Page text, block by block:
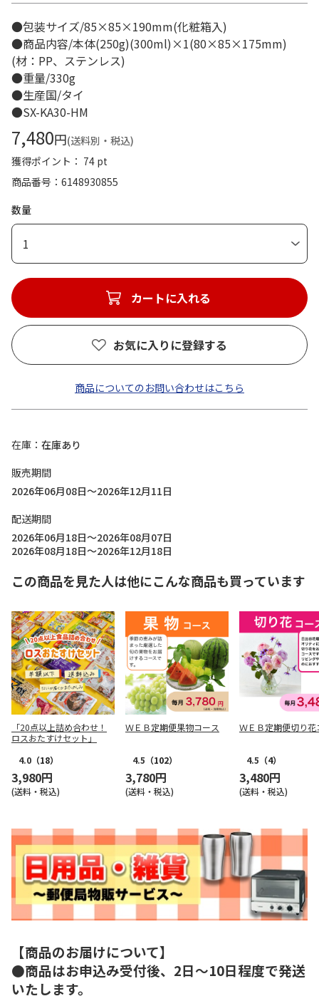
●包装サイズ/85×85×190mm(化粧箱入)
●商品内容/本体(250g)(300ml)×1(80×85×175mm)
(材：PP、ステンレス)
●重量/330g
●生産国/タイ
●SX-KA30-HM
7,480円(送料別・税込)
獲得ポイント： 74 pt
商品番号
6148930855
数量
1
カートに入れる
お気に入りに登録する
商品についてのお問い合わせはこちら
在庫
在庫あり
販売期間
2026年06月08日～2026年12月11日
配送期間
2026年06月18日～2026年08月07日
2026年08月18日～2026年12月18日
この商品を見た人は他にこんな商品も買っています
「20点以上詰め合わせ！
ロスおたすけセット」
4.0 （18）
3,980円
(送料・税込)
ＷＥＢ定期便果物コース
4.5 （102）
3,780円
(送料・税込)
ＷＥＢ定期便切り花
4.5 （4）
3,480円
(送料・税込)
【商品のお届けについて】
●商品はお申込み受付後、2日～10日程度で発送
いたします。